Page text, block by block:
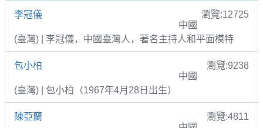
李冠儀
瀏覽:12725
中國
(臺灣) | 李冠儀，中國臺灣人，著名主持人和平面模特
包小柏
瀏覽:9238
中國
(臺灣) | 包小柏（1967年4月28日出生）
陳亞蘭
瀏覽:4811